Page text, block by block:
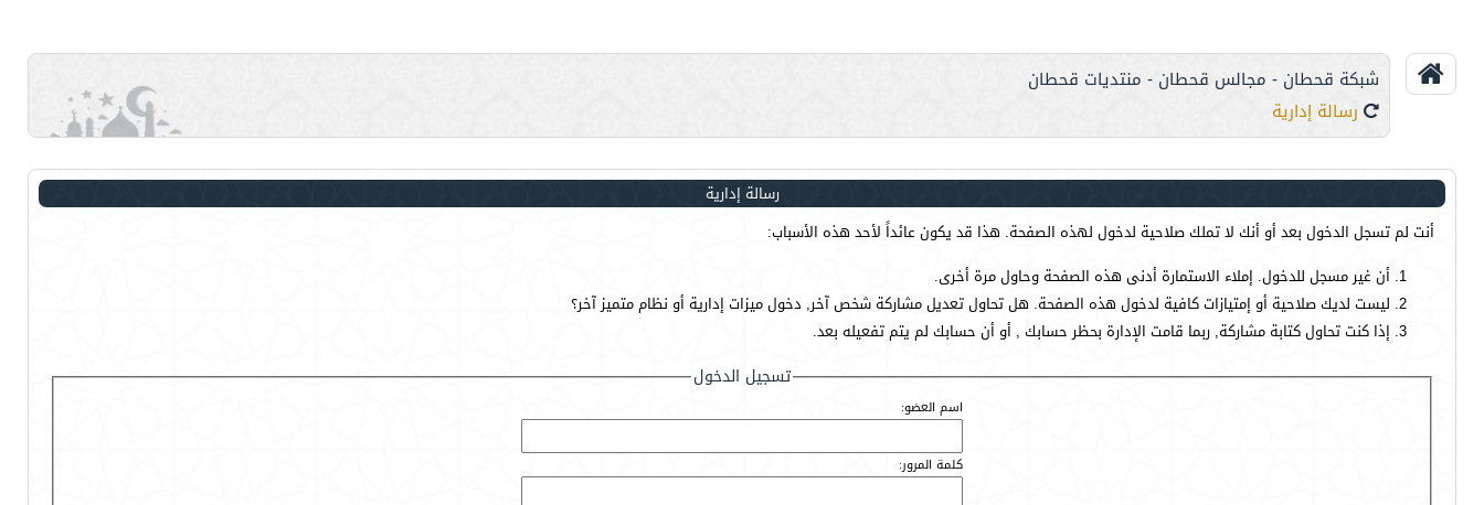
شبكة قحطان - مجالس قحطان - منتديات قحطان
رسالة إدارية
رسالة إدارية
أنت لم تسجل الدخول بعد أو أنك لا تملك صلاحية لدخول لهذه الصفحة. هذا قد يكون عائداً لأحد هذه الأسباب:
أن غير مسجل للدخول. إملاء الاستمارة أدنى هذه الصفحة وحاول مرة أخرى.
ليست لديك صلاحية أو إمتيازات كافية لدخول هذه الصفحة. هل تحاول تعديل مشاركة شخص آخر, دخول ميزات إدارية أو نظام متميز آخر؟
إذا كنت تحاول كتابة مشاركة, ربما قامت الإدارة بحظر حسابك , أو أن حسابك لم يتم تفعيله بعد.
تسجيل الدخول
اسم العضو:
كلمة المرور: